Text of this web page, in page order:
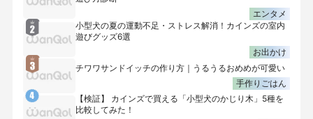
エンタメ
小型犬の夏の運動不足・ストレス解消！カインズの室内
遊びグッズ6選
お出かけ
チワワサンドイッチの作り方｜うるうるおめめが可愛い
手作りごはん
【検証】 カインズで買える「小型犬のかじり木」5種を
比較してみた！